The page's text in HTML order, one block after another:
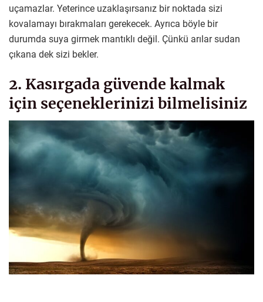
uçamazlar. Yeterince uzaklaşırsanız bir noktada sizi
kovalamayı bırakmaları gerekecek. Ayrıca böyle bir
durumda suya girmek mantıklı değil. Çünkü arılar sudan
çıkana dek sizi bekler.
2. Kasırgada güvende kalmak
için seçeneklerinizi bilmelisiniz